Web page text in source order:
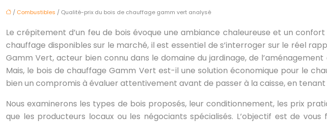
/ Combustibles / Qualité-prix du bois de chauffage gamm vert analysé
Le crépitement d’un feu de bois évoque une ambiance chaleureuse et un
chauffage disponibles sur le marché, il est essentiel de s’interroger sur le réel
Gamm Vert, acteur bien connu dans le domaine du jardinage, de
Mais, le bois de chauffage Gamm Vert est-il une solution économique pour le
bien un compromis à évaluer attentivement avant de passer à la caisse, en
Nous examinerons les types de bois proposés, leur conditionnement, les prix
que les producteurs locaux ou les négociants spécialisés. L’objectif est de